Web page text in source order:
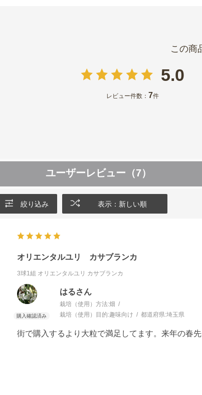
5.0
レビュー件数： 7件
ユーザーレビュー （7）
絞り込み 表示：新しい順
オリエンタルユリ カサブランカ
3球1組 オリエンタルユリ カサブランカ
はるさん
栽培（使用）方法:畑
栽培（使用）目的:趣味向け 都道府県:埼玉県
街で購入するより大粒で満足してます。来年の春